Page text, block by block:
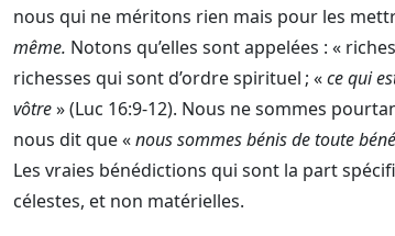
nous qui ne méritons rien mais pour les
même. Notons qu’elles sont appelées : «
richesses qui sont d’ordre spirituel ; «ce qui
vôtre» (Luc 16:9-12). Nous ne sommes
nous dit que «nous sommes bénis de toute
Les vraies bénédictions qui sont la part
célestes, et non matérielles.